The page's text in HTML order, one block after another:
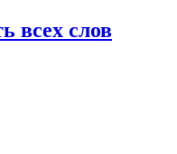
всех слов